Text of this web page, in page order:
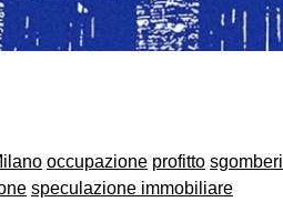
occupazione profitto sgomberi
speculazione immobiliare